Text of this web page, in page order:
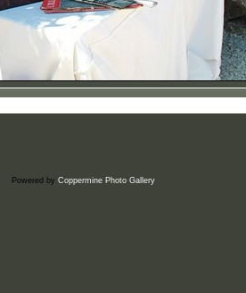
Powered by Coppermine Photo Gallery